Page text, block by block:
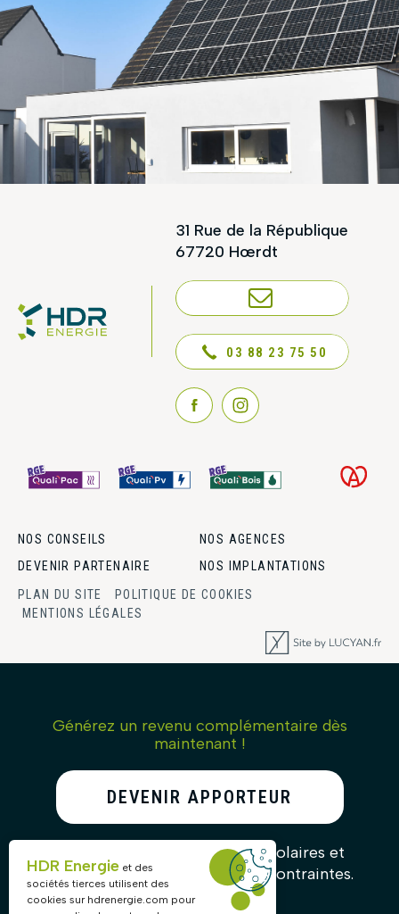
31 Rue de la République
67720 Hœrdt
NOUS CONTACTER
03 88 23 75 50
NOS CONSEILS
NOS AGENCES
DEVENIR PARTENAIRE
NOS IMPLANTATIONS
PLAN DU SITE
POLITIQUE DE COOKIES
MENTIONS LÉGALES
Générez un revenu complémentaire dès
maintenant !
DEVENIR APPORTEUR
D’AFFAIRES
Recommandez nos solutions solaires et
gagnez des commissions sans contraintes.
HDR Energie et des
sociétés tierces utilisent des
cookies sur hdrenergie.com pour